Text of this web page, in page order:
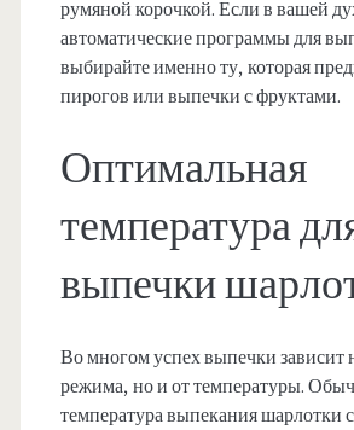
румяной корочкой. Если в вашей
автоматические программы для
выбирайте именно ту, которая
пирогов или выпечки с фруктами.
Оптимальная
температура
выпечки
Во многом успех выпечки зависит
режима, но и от температуры.
температура выпекания шарлотки